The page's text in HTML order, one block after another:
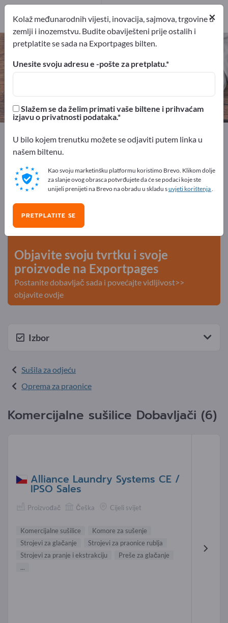
Komercijalne sušilice – pronađite
proizvođače i dobavljače
6
Exportpages
Kućanstvo i vrt
Električni kućanski uređaji
Sušila za odjeću
Besplatno oglašavajte na
Exportpages!
Potražnja – Ponude – Polovni proizvodi – Poslovni
kontakti >> počnite ovdje
Objavite svoju tvrtku i svoje
proizvode na Exportpages
Postanite dobavljač sada i povećajte vidljivost>>
objavite ovdje
Izbor
Sušila za odjeću
Oprema za praonice
Komercijalne sušilice Dobavljači (6)
Alliance Laundry Systems CE /
IPSO Sales
Proizvođač Češka Cijeli svijet
Komercijalne sušilice
Komore za sušenje
Strojevi za glačanje
Strojevi za praonice rublja
Strojevi za pranje i ekstrakciju
Preše za glačanje
...
×
Kolaž međunarodnih vijesti, inovacija, sajmova, trgovine u
zemlji i inozemstvu. Budite obaviješteni prije ostalih i
pretplatite se sada na Exportpages bilten.
Unesite svoju adresu e -pošte za pretplatu.
Slažem se da želim primati vaše biltene i prihvaćam
izjavu o privatnosti podataka.
U bilo kojem trenutku možete se odjaviti putem linka u
našem biltenu.
Kao svoju marketinšku platformu koristimo Brevo. Klikom dolje
za slanje ovog obrasca potvrđujete da će se podaci koje ste
unijeli prenijeti na Brevo na obradu u skladu suvjeti korištenja.
PRETPLATITE SE